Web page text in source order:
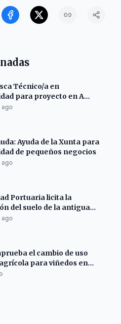
Técnico/a en
para proyecto en A
ago
Ayuda de la Xunta para
de pequeños negocios
ago
Portuaria licita la
del suelo de la antigua
As Pías
ago
el cambio de uso
para viñedos en